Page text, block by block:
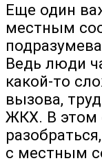
Еще один
местным
Ведь люди
какой-то
вызова,
ЖКХ. В этом
с местным